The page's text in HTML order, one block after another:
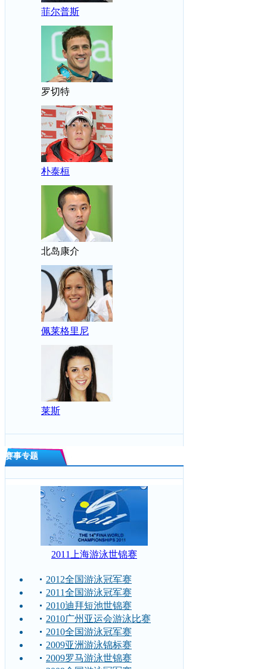
菲尔普斯
罗切特
朴泰桓
北岛康介
佩莱格里尼
莱斯
赛事专题
2011上海游泳世锦赛
2012全国游泳冠军赛
2011全国游泳冠军赛
2010迪拜短池世锦赛
2010广州亚运会游泳比赛
2010全国游泳冠军赛
2009亚洲游泳锦标赛
2009罗马游泳世锦赛